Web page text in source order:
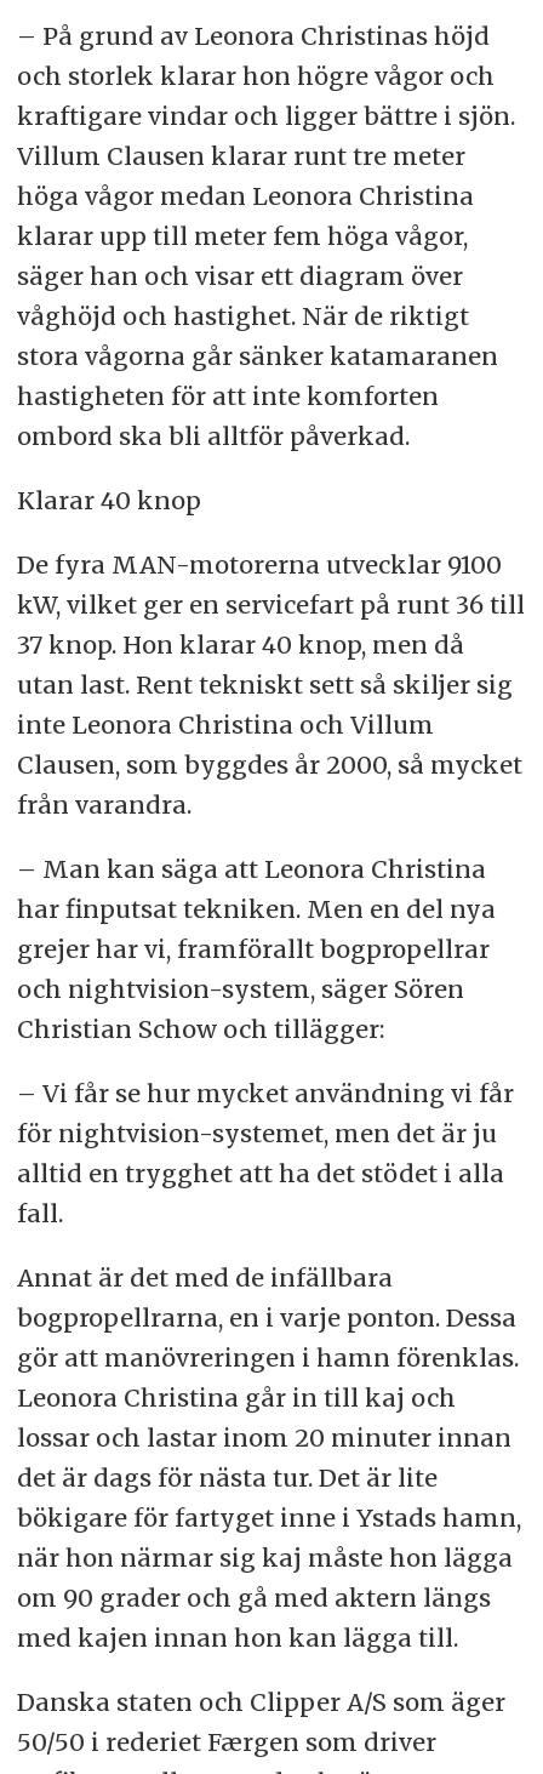
– På grund av Leonora Christinas höjd
och storlek klarar hon högre vågor och
kraftigare vindar och ligger bättre i sjön.
Villum Clausen klarar runt tre meter
höga vågor medan Leonora Christina
klarar upp till meter fem höga vågor,
säger han och visar ett diagram över
våghöjd och hastighet. När de riktigt
stora vågorna går sänker katamaranen
hastigheten för att inte komforten
ombord ska bli alltför påverkad.
Klarar 40 knop
De fyra MAN-motorerna utvecklar 9100
kW, vilket ger en servicefart på runt 36 till
37 knop. Hon klarar 40 knop, men då
utan last. Rent tekniskt sett så skiljer sig
inte Leonora Christina och Villum
Clausen, som byggdes år 2000, så mycket
från varandra.
– Man kan säga att Leonora Christina
har finputsat tekniken. Men en del nya
grejer har vi, framförallt bogpropellrar
och nightvision-system, säger Sören
Christian Schow och tillägger:
– Vi får se hur mycket användning vi får
för nightvision-systemet, men det är ju
alltid en trygghet att ha det stödet i alla
fall.
Annat är det med de infällbara
bogpropellrarna, en i varje ponton. Dessa
gör att manövreringen i hamn förenklas.
Leonora Christina går in till kaj och
lossar och lastar inom 20 minuter innan
det är dags för nästa tur. Det är lite
bökigare för fartyget inne i Ystads hamn,
när hon närmar sig kaj måste hon lägga
om 90 grader och gå med aktern längs
med kajen innan hon kan lägga till.
Danska staten och Clipper A/S som äger
50/50 i rederiet Færgen som driver